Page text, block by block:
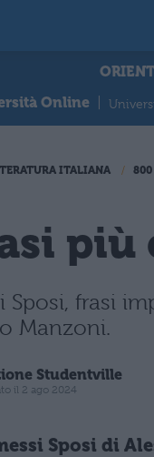
Online
ITALIANA 800
più
Sposi, frasi
Manzoni.
Studentville
il 2 ago 2024
Sposi di